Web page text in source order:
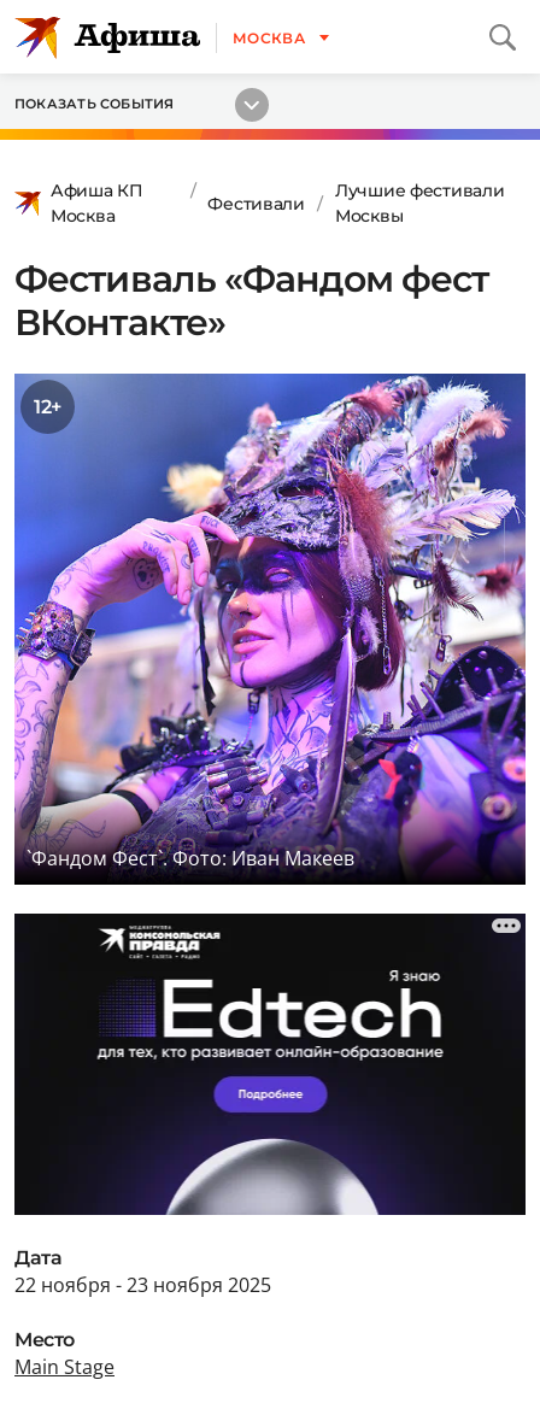
МОСКВА
ПОКАЗАТЬ СОБЫТИЯ
Афиша КП
Москва
Фестивали
Лучшие фестивали
Москвы
Фестиваль «Фандом фест
ВКонтакте»
12+
`Фандом Фест`. Фото: Иван Макеев
Дата
22 ноября - 23 ноября 2025
Место
Main Stage